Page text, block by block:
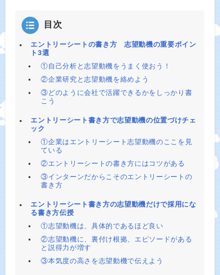
目次
エントリーシートの書き方 志望動機の重要ポイン
ト3選
①自己分析と志望動機をうまく使おう！
②企業研究と志望動機を絡めよう
③どのように会社で活躍できるかをしっかり書
こう
エントリーシート書き方で志望動機の位置づけチェ
ック
①企業はエントリーシート志望動機のここを見
ている
②エントリーシートの書き方にはコツがある
③インターンだからこそのエントリーシートの
書き方
エントリーシート書き方の志望動機だけで採用にな
る書き方伝授
①志望動機は、具体的であるほど良い
②志望動機に、裏付け根拠、エピソードがある
と説得力が増す
③本気度の高さを志望動機で伝えよう